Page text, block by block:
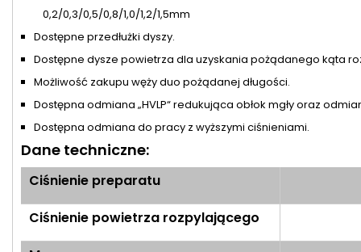
0,2/0,3/0,5/0,8/1,0/1,2/1,5mm
Dostępne przedłużki dyszy.
Dostępne dysze powietrza dla uzyskania pożądanego kąta
Możliwość zakupu węży duo pożądanej długości.
Dostępna odmiana „HVLP“ redukująca obłok mgły oraz
Dostępna odmiana do pracy z wyższymi ciśnieniami.
Dane techniczne:
Ciśnienie preparatu
Ciśnienie powietrza rozpylającego